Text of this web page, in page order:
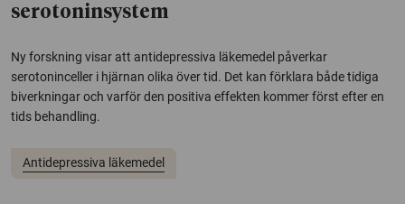
serotoninsystem
Ny forskning visar att antidepressiva läkemedel påverkar
serotoninceller i hjärnan olika över tid. Det kan förklara både tidiga
biverkningar och varför den positiva effekten kommer först efter en
tids behandling.
Antidepressiva läkemedel